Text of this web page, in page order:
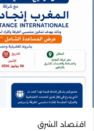
اقتصاد الشرق